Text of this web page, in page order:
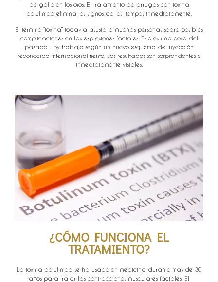
de gallo en los ojos. El tratamiento de arrugas con toxina
botulínica elimina los signos de los tiempos inmediatamente.
El término “toxina” todavía asusta a muchas personas sobre posibles
complicaciones en las expresiones faciales. Esto es una cosa del
pasado. Hoy trabajo según un nuevo esquema de inyección
reconocido internacionalmente. Los resultados son sorprendentes e
inmediatamente visibles.
¿CÓMO FUNCIONA EL
TRATAMIENTO?
La toxina botulínica se ha usado en medicina durante más de 30
años para tratar las contracciones musculares faciales. El